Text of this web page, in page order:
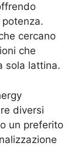
potenza.
cercano
che
sola lattina.
diversi
un preferito